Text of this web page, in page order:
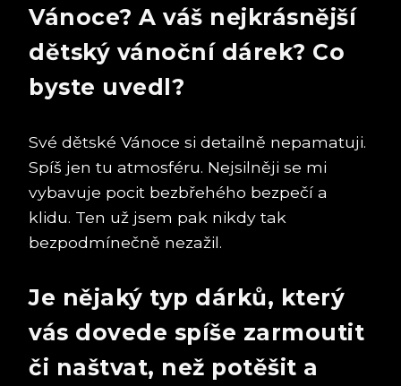
Vánoce? A váš nejkrásnější
dětský vánoční dárek? Co
byste uvedl?
Své dětské Vánoce si detailně nepamatuji.
Spíš jen tu atmosféru. Nejsilněji se mi
vybavuje pocit bezbřehého bezpečí a
klidu. Ten už jsem pak nikdy tak
bezpodmínečně nezažil.
Je nějaký typ dárků, který
vás dovede spíše zarmoutit
či naštvat, než potěšit a